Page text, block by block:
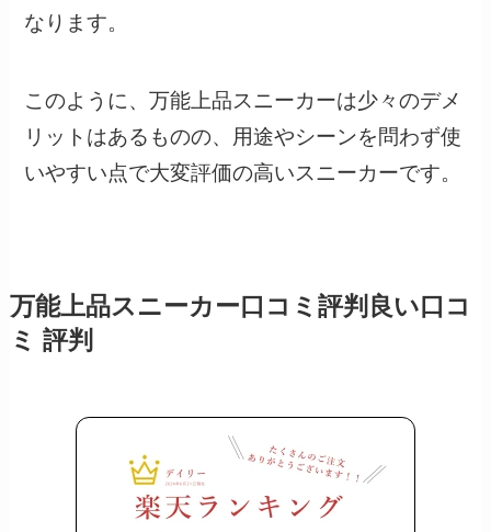
なります。
このように、万能上品スニーカーは少々のデメ
リットはあるものの、用途やシーンを問わず使
いやすい点で大変評価の高いスニーカーです。
万能上品スニーカー口コミ評判良い口コ
ミ 評判